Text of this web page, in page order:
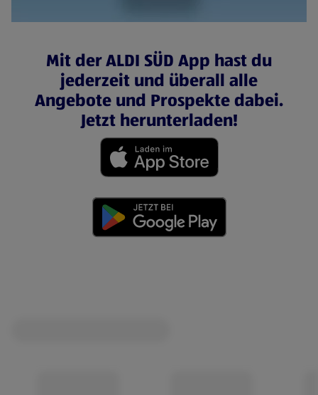
Mit der ALDI SÜD App hast du
jederzeit und überall alle
Angebote und Prospekte dabei.
Jetzt herunterladen!